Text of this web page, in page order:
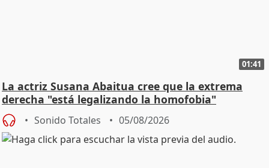
01:41
La actriz Susana Abaitua cree que la extrema
derecha "está legalizando la homofobia"
Sonido Totales 05/08/2026